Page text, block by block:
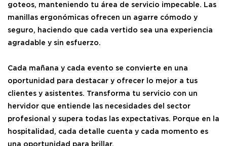
goteos, manteniendo tu área de servicio impecable. Las
manillas ergonómicas ofrecen un agarre cómodo y
seguro, haciendo que cada vertido sea una experiencia
agradable y sin esfuerzo.
Cada mañana y cada evento se convierte en una
oportunidad para destacar y ofrecer lo mejor a tus
clientes y asistentes. Transforma tu servicio con un
hervidor que entiende las necesidades del sector
profesional y supera todas las expectativas. Porque en la
hospitalidad, cada detalle cuenta y cada momento es
una oportunidad para brillar.